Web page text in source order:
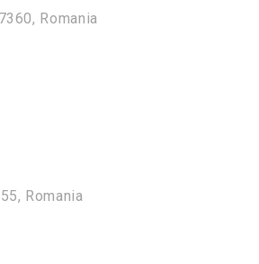
Romania
Romania